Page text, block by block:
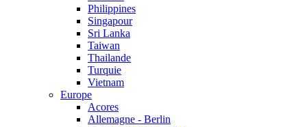
Philippines
Singapour
Sri Lanka
Taiwan
Thailande
Turquie
Vietnam
Europe
Acores
Allemagne - Berlin